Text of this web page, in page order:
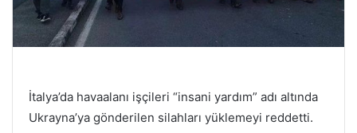
İtalya’da havaalanı işçileri “insani yardım” adı altında
Ukrayna’ya gönderilen silahları yüklemeyi reddetti.